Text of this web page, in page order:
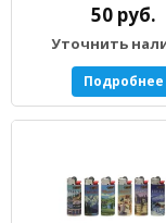
50 руб.
Уточнить
Подробнее